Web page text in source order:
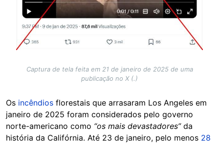
Captura de tela feita em 21 de janeiro de 2025 de uma
publicação no X (.)
Os incêndios florestais que arrasaram Los Angeles em
janeiro de 2025 foram considerados pelo governo
norte-americano como “os mais devastadores”da
história da Califórnia. Até 23 de janeiro, pelo menos 28